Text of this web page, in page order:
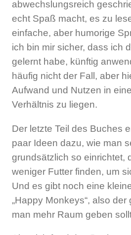
abwechslungsreich
echt Spaß macht, es zu
einfache, aber humorige
ich bin mir sicher, dass ich
gelernt habe, künftig
häufig nicht der Fall, aber
Aufwand und Nutzen in
Verhältnis zu liegen.
Der letzte Teil des Buches
paar Ideen dazu, wie man
grundsätzlich so einrichtet,
weniger Futter finden, um
Und es gibt noch eine
„Happy Monkeys“, also
man mehr Raum geben